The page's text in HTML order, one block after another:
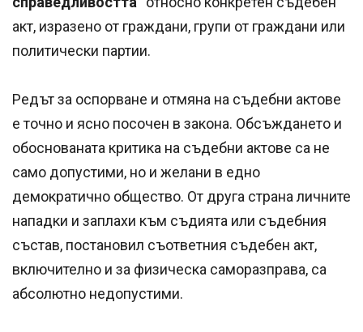
акт, изразено от граждани, групи от граждани или
политически партии.
Редът за оспорване и отмяна на съдебни актове
е точно и ясно посочен в закона. Обсъждането и
обоснованата критика на съдебни актове са не
само допустими, но и желани в едно
демократично общество. От друга страна личните
нападки и заплахи към съдията или съдебния
състав, постановил съответния съдебен акт,
включително и за физическа саморазправа, са
абсолютно недопустими.